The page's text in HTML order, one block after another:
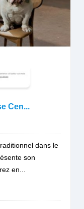
Cen...
dans le
son
en...